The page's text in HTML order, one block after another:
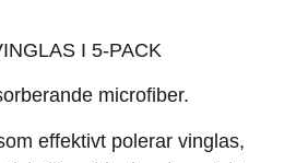
I 5-PACK
microfiber.
effektivt polerar vinglas,